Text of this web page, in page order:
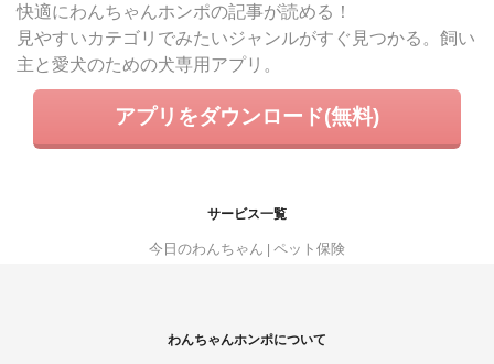
快適にわんちゃんホンポの記事が読める！
見やすいカテゴリでみたいジャンルがすぐ見つかる。飼い
主と愛犬のための犬専用アプリ。
アプリをダウンロード(無料)
サービス一覧
今日のわんちゃん ペット保険
わんちゃんホンポについて